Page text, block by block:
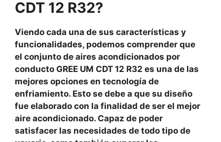
CDT 12 R32?
Viendo cada una de sus características y
funcionalidades, podemos comprender que
el conjunto de aires acondicionados por
conducto GREE UM CDT 12 R32 es una de las
mejores opciones en tecnología de
enfriamiento. Esto se debe a que su diseño
fue elaborado con la finalidad de ser el mejor
aire acondicionado. Capaz de poder
satisfacer las necesidades de todo tipo de